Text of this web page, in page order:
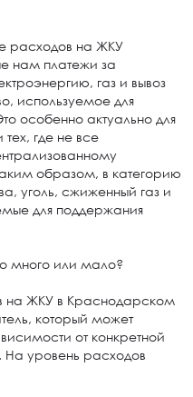
расходов на ЖКУ
нам платежи за
газ и вывоз
используемое для
особенно актуально для
где не все
образом, в категорию
уголь, сжиженный газ и
для поддержания
много или мало?
на ЖКУ в Краснодарском
который может
от конкретной
уровень расходов